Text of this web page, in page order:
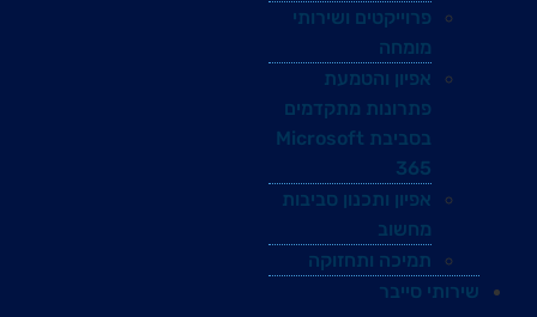
פרוייקטים ושירותי
מומחה
אפיון והטמעת
פתרונות מתקדמים
בסביבת Microsoft
365
אפיון ותכנון סביבות
מחשוב
תמיכה ותחזוקה
שירותי סייבר